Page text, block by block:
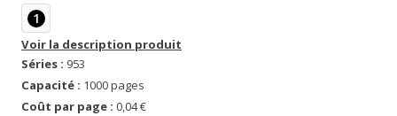
1
Voir la description produit
Séries : 953
Capacité : 1000 pages
Coût par page : 0,04 €